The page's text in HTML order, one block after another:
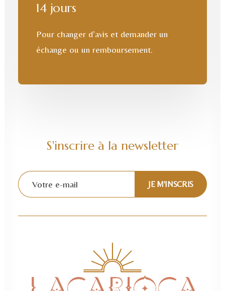
14 jours
Pour changer d’avis et demander un
échange ou un remboursement.
S'inscrire à la newsletter